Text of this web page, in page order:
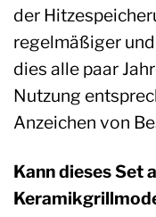
der
regelmäßiger
dies alle paar
Nutzung
Anzeichen von
Kann dieses Set